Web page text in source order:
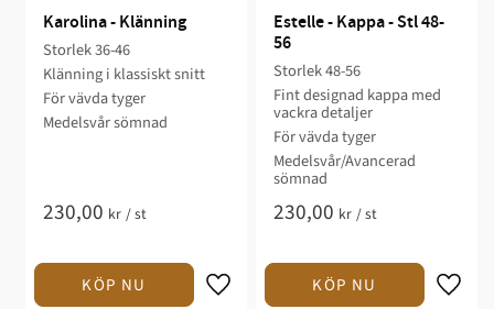
Karolina - Klänning
Storlek 36-46​​
Klänning i klassiskt snitt​
För vävda ​tyger
Medelsvår sömnad​​​
230,00 kr /st
Estelle - Kappa - Stl 48-
56
Storlek 48-56
Fint designad kappa med
vackra detaljer​​
För vävda tyger​
Medelsvår/Avancerad
sömnad​​
230,00 kr /st